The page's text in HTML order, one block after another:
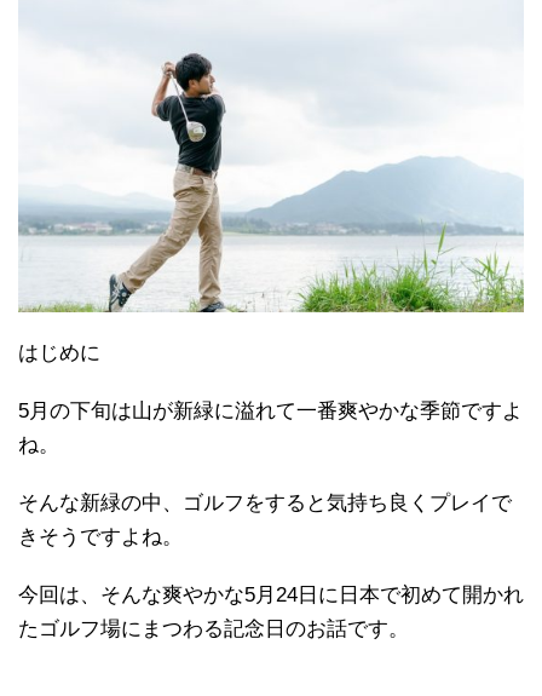
はじめに
5月の下旬は山が新緑に溢れて一番爽やかな季節ですよ
ね。
そんな新緑の中、ゴルフをすると気持ち良くプレイで
きそうですよね。
今回は、そんな爽やかな5月24日に日本で初めて開かれ
たゴルフ場にまつわる記念日のお話です。